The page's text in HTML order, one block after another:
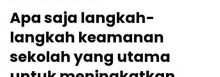
Apa saja langkah-
langkah keamanan
sekolah yang utama